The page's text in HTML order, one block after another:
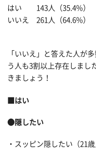
はい 143人（35.4%）
いいえ 261人（64.6%）
「いいえ」と答えた人が
う人も3割以上存在しまし
きましょう！
■はい
●隠したい
・スッピン隠したい（21歳